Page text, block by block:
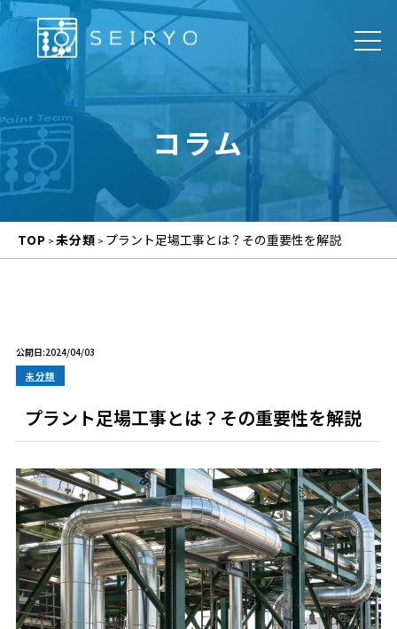
コラム
TOP > 未分類 > プラント足場工事とは？その重要性を解説
公開日:2024/04/03
未分類
プラント足場工事とは？その重要性を解説